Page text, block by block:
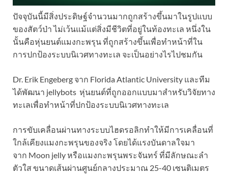
ปัจจุบันนี้มีสิ่งประดิษฐ์จำนวนมากถูกสร้างขึ้นมาในรูปแบบ
ของสัตว์ป่า ไม่เว้นแม้แต่สิ่งมีชีวิตที่อยู่ในท้องทะเล หนึ่งใน
นั้นคือหุ่นยนต์แมงกะพรุน ที่ถูกสร้างขึ้นเพื่อทำหน้าที่ใน
การปกป้องระบบนิเวศทางทะเล จะเป็นอย่างไรไปชมกัน
Dr. Erik Engeberg จาก Florida Atlantic University และทีม
ได้พัฒนา jellybots หุ่นยนต์ที่ถูกออกแบบมาสำหรับวิจัยทาง
ทะเลเพื่อทำหน้าที่ปกป้องระบบนิเวศทางทะเล
การขับเคลื่อนผ่านทางระบบไฮดรอลิกทำให้มีการเคลื่อนที่
ใกล้เคียงแมงกะพรุนของจริง โดยได้แรงบันดาลใจมา
จาก Moon jelly หรือแมงกะพรุนพระจันทร์ ที่มีลักษณะลำ
ตัวใส ขนาดเส้นผ่านศูนย์กลางประมาณ 25-40 เซนติเมตร